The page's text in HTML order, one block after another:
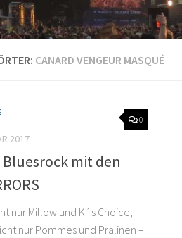
CANARD VENGEUR MASQUÉ
0
2017
Bluesrock mit den
nur Millow und K´s Choice,
nur Pommes und Pralinen –